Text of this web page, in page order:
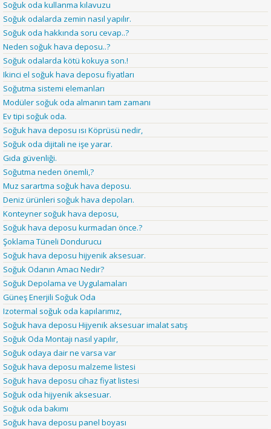
Soğuk oda kullanma kılavuzu
Soğuk odalarda zemin nasıl yapılır.
Soğuk oda hakkında soru cevap..?
Neden soğuk hava deposu..?
Soğuk odalarda kötü kokuya son.!
Ikinci el soğuk hava deposu fiyatları
Soğutma sistemi elemanları
Modüler soğuk oda almanın tam zamanı
Ev tipi soğuk oda.
Soğuk hava deposu ısı Köprüsü nedir,
Soğuk oda dijitali ne işe yarar.
Gıda güvenliği.
Soğutma neden önemli,?
Muz sarartma soğuk hava deposu.
Deniz ürünleri soğuk hava depoları.
Konteyner soğuk hava deposu,
Soğuk hava deposu kurmadan önce.?
Şoklama Tüneli Dondurucu
Soğuk hava deposu hijyenik aksesuar.
Soğuk Odanın Amacı Nedir?
Soğuk Depolama ve Uygulamaları
Güneş Enerjili Soğuk Oda
Izotermal soğuk oda kapılarımız,
Soğuk hava deposu Hijyenik aksesuar imalat satış
Soğuk Oda Montajı nasıl yapılır,
Soğuk odaya dair ne varsa var
Soğuk hava deposu malzeme listesi
Soğuk hava deposu cihaz fiyat listesi
Soğuk oda hijyenik aksesuar.
Soğuk oda bakımı
Soğuk hava deposu panel boyası